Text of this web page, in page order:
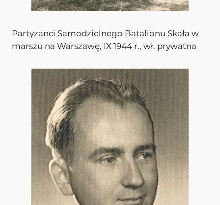
Partyzanci Samodzielnego Batalionu Skała w
marszu na Warszawę, IX 1944 r., wł. prywatna